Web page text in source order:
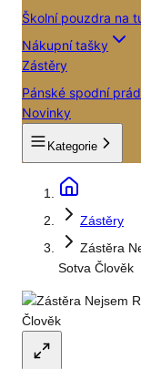
Školní pouzdra na
Nákupní tašky
Zástěry
Pánské spodní
Novinky
Kategorie
Zástěry
Zástěra
Sotva Člověk